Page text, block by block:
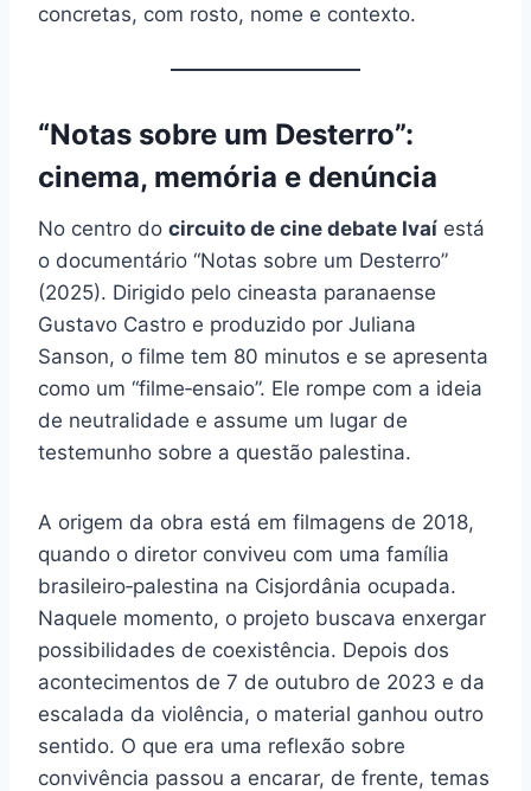
concretas, com rosto, nome e contexto.
“Notas sobre um Desterro”:
cinema, memória e denúncia
No centro do circuito de cine debate Ivaí está
o documentário “Notas sobre um Desterro”
(2025). Dirigido pelo cineasta paranaense
Gustavo Castro e produzido por Juliana
Sanson, o filme tem 80 minutos e se apresenta
como um “filme‑ensaio”. Ele rompe com a ideia
de neutralidade e assume um lugar de
testemunho sobre a questão palestina.
A origem da obra está em filmagens de 2018,
quando o diretor conviveu com uma família
brasileiro‑palestina na Cisjordânia ocupada.
Naquele momento, o projeto buscava enxergar
possibilidades de coexistência. Depois dos
acontecimentos de 7 de outubro de 2023 e da
escalada da violência, o material ganhou outro
sentido. O que era uma reflexão sobre
convivência passou a encarar, de frente, temas